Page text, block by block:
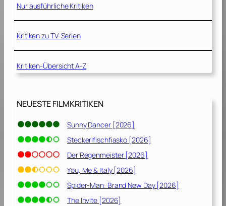
[
2
1
1
]
0
1
1
Nur ausführliche Kritiken
Kritiken zu TV-Serien
Kritiken-Übersicht A-Z
NEUESTE FILMKRITIKEN
Sunny Dancer [2026]
Steckerlfischfiasko [2026]
Der Regenmeister [2026]
You, Me & Italy [2026]
Spider-Man: Brand New Day [2026]
The Invite [2026]